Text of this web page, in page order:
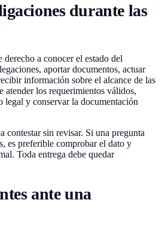
durante las
a conocer el estado del
aportar documentos, actuar
información sobre el alcance de las
atender los requerimientos válidos,
legal y conservar la documentación
contestar sin revisar. Si una pregunta
es preferible comprobar el dato y
Toda entrega debe quedar
ante una